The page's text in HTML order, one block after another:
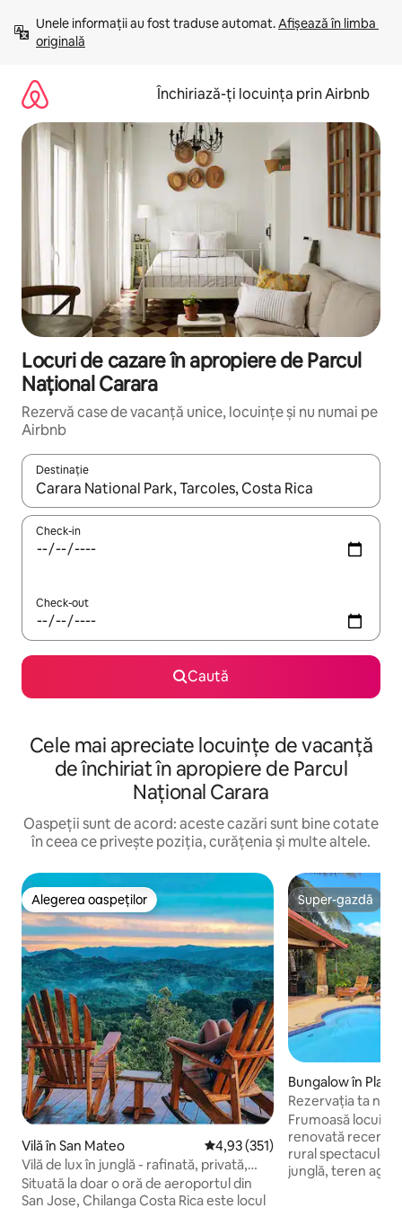
mergi
conținut
Unele informații au fost traduse automat. Afișează în limba
originală
Închiriază-ți locuința prin Airbnb
Locuri de cazare în apropiere de Parcul
Național Carara
Rezervă case de vacanță unice, locuințe și nu numai pe
Airbnb
Destinație
Când se încarcă rezultatele, navighează folosind tastele
Check-in
Check-out
Caută
Cele mai apreciate locuințe de vacanță
de închiriat în apropiere de Parcul
Național Carara
Oaspeții sunt de acord: aceste cazări sunt bine cotate
în ceea ce privește poziția, curățenia și multe altele.
Alegerea oaspeților
Alegerea oaspeților
Vilă în San Mateo Scor mediu de 4,93 din 5, 351
4,93 (351)
Vilă de lux în junglă - rafinată, privată,
liniștită
Situată la doar o oră de aeroportul din
San Jose, Chilanga Costa Rica este locul
Super-gazdă
Super-gazdă
Bungalow în
a
Rezervația ta
8 piscine private
Frumoasă
renovată recent,
rural spectaculos
junglă, teren